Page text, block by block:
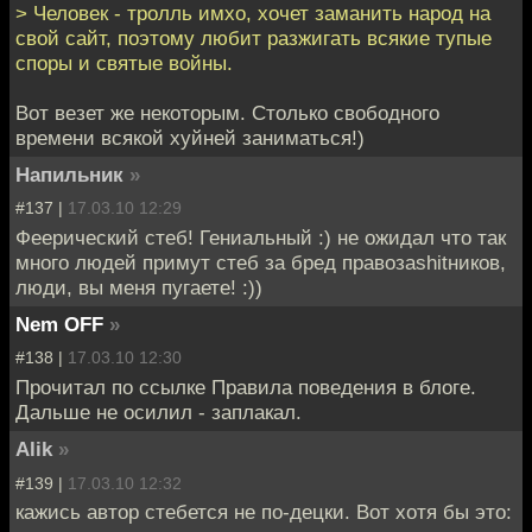
> Человек - тролль имхо, хочет заманить народ на
свой сайт, поэтому любит разжигать всякие тупые
споры и святые войны.
Вот везет же некоторым. Столько свободного
времени всякой хуйней заниматься!)
Напильник »
#137 | 17.03.10 12:29
Феерический стеб! Гениальный :) не ожидал что так
много людей примут стеб за бред правозаshitников,
люди, вы меня пугаете! :))
Nem OFF »
#138 | 17.03.10 12:30
Прочитал по ссылке Правила поведения в блоге.
Дальше не осилил - заплакал.
Alik »
#139 | 17.03.10 12:32
кажись автор стебется не по-децки. Вот хотя бы это: